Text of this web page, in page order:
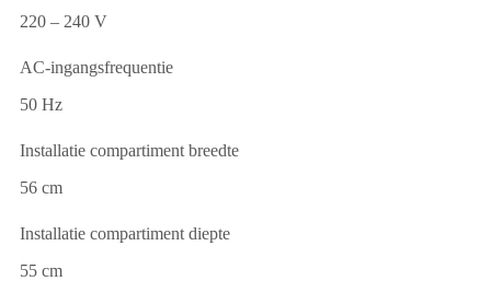
220 – 240 V
AC-ingangsfrequentie
50 Hz
Installatie compartiment breedte
56 cm
Installatie compartiment diepte
55 cm